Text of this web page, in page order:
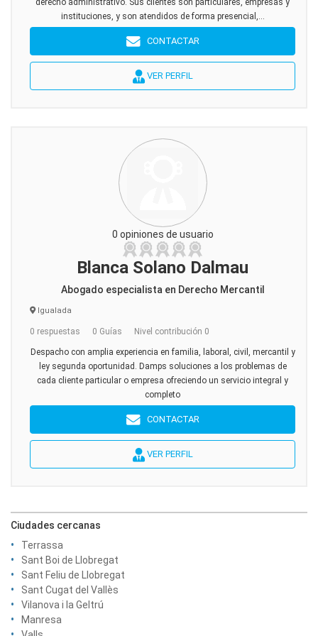
derecho administrativo. Sus clientes son particulares, empresas y
instituciones, y son atendidos de forma presencial,...
CONTACTAR
VER PERFIL
0 opiniones de usuario
Blanca Solano Dalmau
Abogado especialista en Derecho Mercantil
Igualada
0 respuestas 0 Guías Nivel contribución 0
Despacho con amplia experiencia en familia, laboral, civil, mercantil y
ley segunda oportunidad. Damps soluciones a los problemas de
cada cliente particular o empresa ofreciendo un servicio integral y
completo
CONTACTAR
VER PERFIL
Ciudades cercanas
Terrassa
Sant Boi de Llobregat
Sant Feliu de Llobregat
Sant Cugat del Vallès
Vilanova i la Geltrú
Manresa